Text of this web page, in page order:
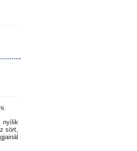
nyílik
sört,